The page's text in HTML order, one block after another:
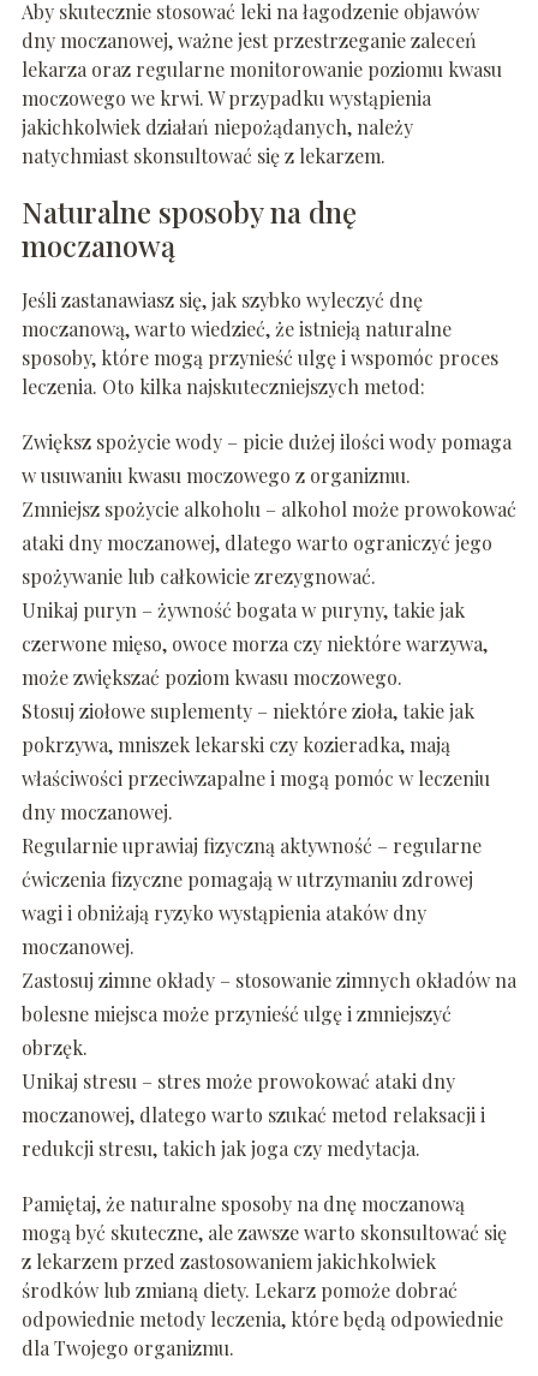
Aby skutecznie stosować leki na łagodzenie objawów
dny moczanowej, ważne jest przestrzeganie zaleceń
lekarza oraz regularne monitorowanie poziomu kwasu
moczowego we krwi. W przypadku wystąpienia
jakichkolwiek działań niepożądanych, należy
natychmiast skonsultować się z lekarzem.
Naturalne sposoby na dnę
moczanową
Jeśli zastanawiasz się, jak szybko wyleczyć dnę
moczanową, warto wiedzieć, że istnieją naturalne
sposoby, które mogą przynieść ulgę i wspomóc proces
leczenia. Oto kilka najskuteczniejszych metod:
Zwiększ spożycie wody – picie dużej ilości wody pomaga
w usuwaniu kwasu moczowego z organizmu.
Zmniejsz spożycie alkoholu – alkohol może prowokować
ataki dny moczanowej, dlatego warto ograniczyć jego
spożywanie lub całkowicie zrezygnować.
Unikaj puryn – żywność bogata w puryny, takie jak
czerwone mięso, owoce morza czy niektóre warzywa,
może zwiększać poziom kwasu moczowego.
Stosuj ziołowe suplementy – niektóre zioła, takie jak
pokrzywa, mniszek lekarski czy kozieradka, mają
właściwości przeciwzapalne i mogą pomóc w leczeniu
dny moczanowej.
Regularnie uprawiaj fizyczną aktywność – regularne
ćwiczenia fizyczne pomagają w utrzymaniu zdrowej
wagi i obniżają ryzyko wystąpienia ataków dny
moczanowej.
Zastosuj zimne okłady – stosowanie zimnych okładów na
bolesne miejsca może przynieść ulgę i zmniejszyć
obrzęk.
Unikaj stresu – stres może prowokować ataki dny
moczanowej, dlatego warto szukać metod relaksacji i
redukcji stresu, takich jak joga czy medytacja.
Pamiętaj, że naturalne sposoby na dnę moczanową
mogą być skuteczne, ale zawsze warto skonsultować się
z lekarzem przed zastosowaniem jakichkolwiek
środków lub zmianą diety. Lekarz pomoże dobrać
odpowiednie metody leczenia, które będą odpowiednie
dla Twojego organizmu.